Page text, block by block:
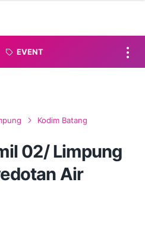
EVENT
Kodim Batang
02/ Limpung
Air